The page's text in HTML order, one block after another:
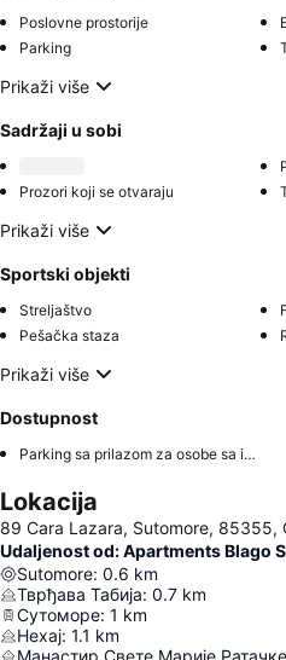
Poslovne prostorije
Parking
Prikaži više
Sadržaji u sobi
Prozori koji se otvaraju
Prikaži više
Sportski objekti
Streljaštvo
Pešačka staza
Prikaži više
Dostupnost
Parking sa prilazom za osobe sa invaliditetom
Lokacija
89 Cara Lazara, Sutomore, 85355,
Udaljenost od: Apartments Blago
Sutomore: 0.6 km
Тврђава Табија: 0.7 km
Сутоморе: 1 km
Нехај: 1.1 km
Манастир Свете Марије Ратачке